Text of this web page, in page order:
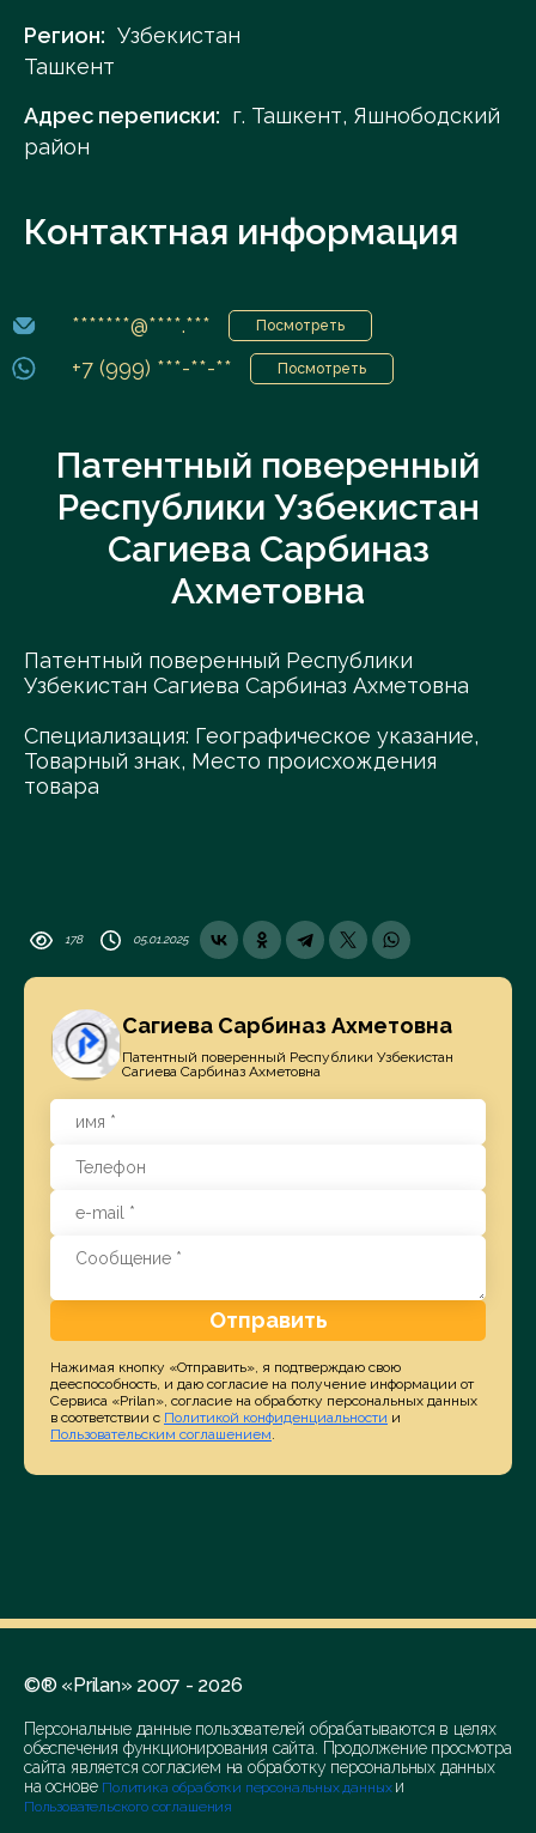
Регион: Узбекистан
Ташкент
Адрес переписки: г. Ташкент, Яшнободский
район
Контактная информация
*******@****.*** Посмотреть
+7 (999) ***-**-** Посмотреть
Патентный поверенный
Республики Узбекистан
Сагиева Сарбиназ
Ахметовна
Патентный поверенный Республики
Узбекистан Сагиева Сарбиназ Ахметовна
Специализация: Географическое указание,
Товарный знак, Место происхождения
товара
178 05.01.2025
Сагиева Сарбиназ Ахметовна
Патентный поверенный Республики Узбекистан
Сагиева Сарбиназ Ахметовна
Отправить
Нажимая кнопку «Отправить», я подтверждаю свою
дееспособность, и даю согласие на получение информации от
Сервиса «Prilan», согласие на обработку персональных данных
в соответствии с Политикой конфиденциальности и
Пользовательским соглашением.
©® «Prilan» 2007 - 2026
Персональные данные пользователей обрабатываются в целях
обеспечения функционирования сайта. Продолжение просмотра
сайта является согласием на обработку персональных данных
на основе Политика обработки персональных данных и
Пользовательского соглашения